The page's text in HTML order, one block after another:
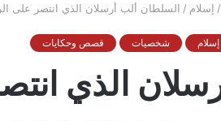
/ إسلام / السلطان ألب أرسلان الذي انتصر على
إسلام شخصيات قصص وحكايات
الذي